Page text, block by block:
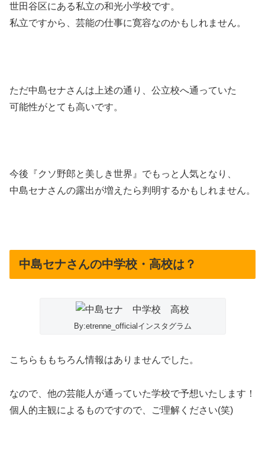
世田谷区にある私立の和光小学校です。
私立ですから、芸能の仕事に寛容なのかもしれません。
ただ中島セナさんは上述の通り、公立校へ通っていた
可能性がとても高いです。
今後『クソ野郎と美しき世界』でもっと人気となり、
中島セナさんの露出が増えたら判明するかもしれません。
中島セナさんの中学校・高校は？
By:etrenne_officialインスタグラム
こちらももちろん情報はありませんでした。
なので、他の芸能人が通っていた学校で予想いたします！
個人的主観によるものですので、ご理解ください(笑)